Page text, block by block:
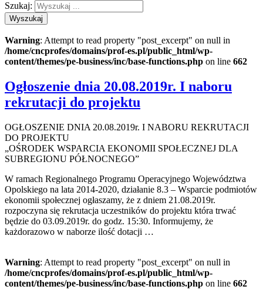
Szukaj:
Wyszukaj
Warning: Attempt to read property "post_excerpt" on null in
/home/cncprofes/domains/prof-es.pl/public_html/wp-
content/themes/pe-business/inc/base-functions.php on line 662
Ogłoszenie dnia 20.08.2019r. I naboru
rekrutacji do projektu
OGŁOSZENIE DNIA 20.08.2019r. I NABORU REKRUTACJI
DO PROJEKTU
„OŚRODEK WSPARCIA EKONOMII SPOŁECZNEJ DLA
SUBREGIONU PÓŁNOCNEGO”
W ramach Regionalnego Programu Operacyjnego Województwa
Opolskiego na lata 2014-2020, działanie 8.3 – Wsparcie podmiotów
ekonomii społecznej ogłaszamy, że z dniem 21.08.2019r.
rozpoczyna się rekrutacja uczestników do projektu która trwać
będzie do 03.09.2019r. do godz. 15:30. Informujemy, że
każdorazowo w naborze ilość dotacji …
Warning: Attempt to read property "post_excerpt" on null in
/home/cncprofes/domains/prof-es.pl/public_html/wp-
content/themes/pe-business/inc/base-functions.php on line 662